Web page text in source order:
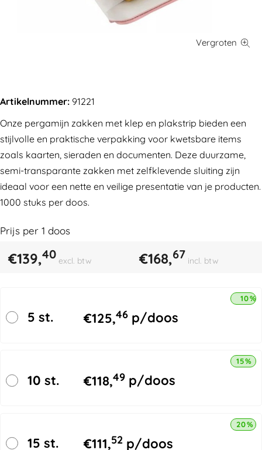
Artikelnummer: 91221
Onze pergamijn zakken met klep en plakstrip bieden een
stijlvolle en praktische verpakking voor kwetsbare items
zoals kaarten, sieraden en documenten. Deze duurzame,
semi-transparante zakken met zelfklevende sluiting zijn
ideaal voor een nette en veilige presentatie van je producten.
1000 stuks per doos.
Prijs per 1 doos
€139,40 excl. btw €168,67 incl. btw
5 st. €125,46 p/doos
10%
10 st. €118,49 p/doos
15%
15 st. €111,52 p/doos
20%